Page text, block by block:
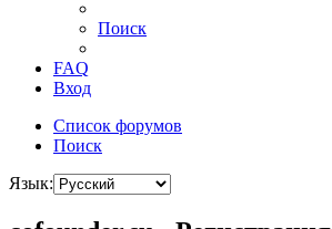
Поиск
FAQ
Вход
Список форумов
Поиск
Язык: